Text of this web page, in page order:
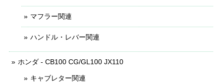
マフラー関連
ハンドル・レバー関連
ホンダ - CB100 CG/GL100 JX110
キャブレター関連